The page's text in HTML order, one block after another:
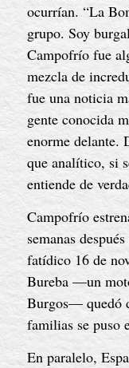
ocurrían. “La
grupo. Soy
Campofrío fue
mezcla de
fue una noticia
gente conocida
enorme delante.
que analítico, si
entiende de
Campofrío
semanas
fatídico 16 de
Bureba —un
Burgos— quedó
familias se puso
En paralelo,